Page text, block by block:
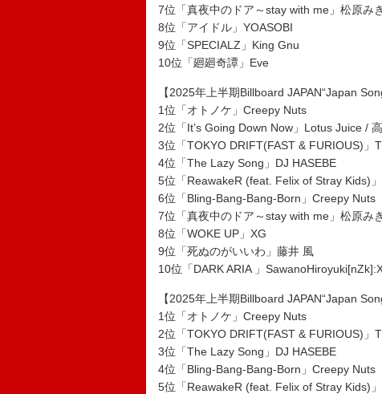
7位「真夜中のドア～stay with me」松原みき
8位「アイドル」YOASOBI
9位「SPECIALZ」King Gnu
10位「廻廻奇譚」Eve
【2025年上半期Billboard JAPAN“Japan
1位「オトノケ」Creepy Nuts
2位「It’s Going Down Now」Lotus Juice /
3位「TOKYO DRIFT(FAST & FURIOUS)」
4位「The Lazy Song」DJ HASEBE
5位「ReawakeR (feat. Felix of Stray Kids)
6位「Bling-Bang-Bang-Born」Creepy Nuts
7位「真夜中のドア～stay with me」松原みき
8位「WOKE UP」XG
9位「死ぬのがいいわ」藤井 風
10位「DARK ARIA 」
【2025年上半期Billboard JAPAN“Japan
1位「オトノケ」Creepy Nuts
2位「TOKYO DRIFT(FAST & FURIOUS)」
3位「The Lazy Song」DJ HASEBE
4位「Bling-Bang-Bang-Born」Creepy Nuts
5位「ReawakeR (feat. Felix of Stray Kids)